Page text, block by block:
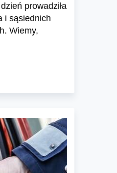
prowadziła
i sąsiednich
Wiemy,